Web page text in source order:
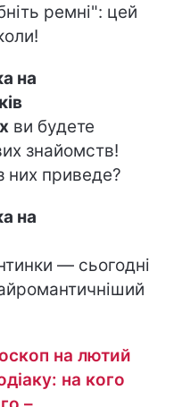
ремні": цей
на
ви будете
знайомств!
них приведе?
на
— сьогодні
на лютий
на кого